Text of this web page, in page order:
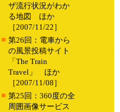
ザ流行状況がわか
る地図 ほか
［2007/11/22］
■ 第26回：電車から
の風景投稿サイト
「The Train
Travel」 ほか
［2007/11/08］
■ 第25回：360度の全
周囲画像サービス